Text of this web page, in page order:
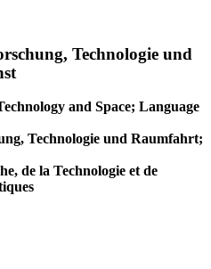
Technologie und
and Space; Language
Technologie und Raumfahrt;
de la Technologie et de